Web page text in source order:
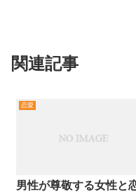
関連記事
恋愛
男性が尊敬する女性と